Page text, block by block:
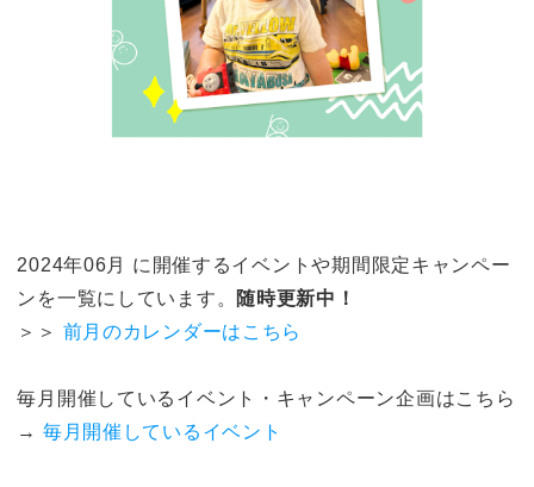
2024年06月 に開催するイベントや期間限定キャンペー
ンを一覧にしています。 随時更新中！
＞＞ 前月のカレンダーはこちら
毎月開催しているイベント・キャンペーン企画はこちら
→ 毎月開催しているイベント